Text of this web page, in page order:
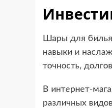
Шары для
навыки и
точность,
В интернет-
различных